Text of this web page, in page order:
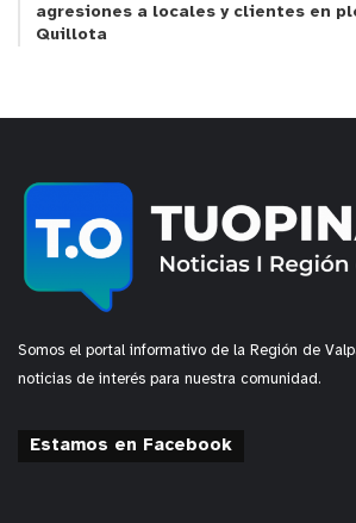
agresiones a locales y clientes en
Quillota
Somos el portal informativo de la Región de
noticias de interés para nuestra comunidad.
Estamos en Facebook